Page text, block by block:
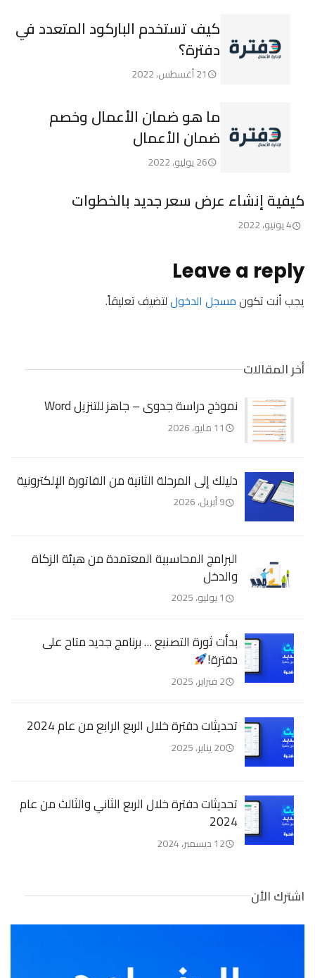
كيف تستخدم الباركود المتعدد في
دفترة؟
21 أغسطس، 2022
ما هو ضمان الأعمال وخصم
ضمان الأعمال
26 يوليو، 2022
كيفية إنشاء عرض سعر جديد بالخطوات
4 يونيو، 2022
Leave a reply
يجب أنت تكونمسجل الدخوللتضيف تعليقاً.
أخر المقالات
نموذج دراسة جدوى – جاهز للتنزيل Word
11 مايو، 2026
دليلك إلى المرحلة الثانية من الفاتورة الإلكترونية
9 أبريل، 2026
البرامج المحاسبية المعتمدة من هيئة الزكاة
والدخل
1 يوليو، 2025
بدأت ثورة التصنيع … برنامج جديد متاح على
دفترة!
2 فبراير، 2025
تحديثات دفترة خلال الربع الرابع من عام 2024
20 يناير، 2025
تحديثات دفترة خلال الربع الثاني والثالث من عام
2024
12 ديسمبر، 2024
اشترك الأن